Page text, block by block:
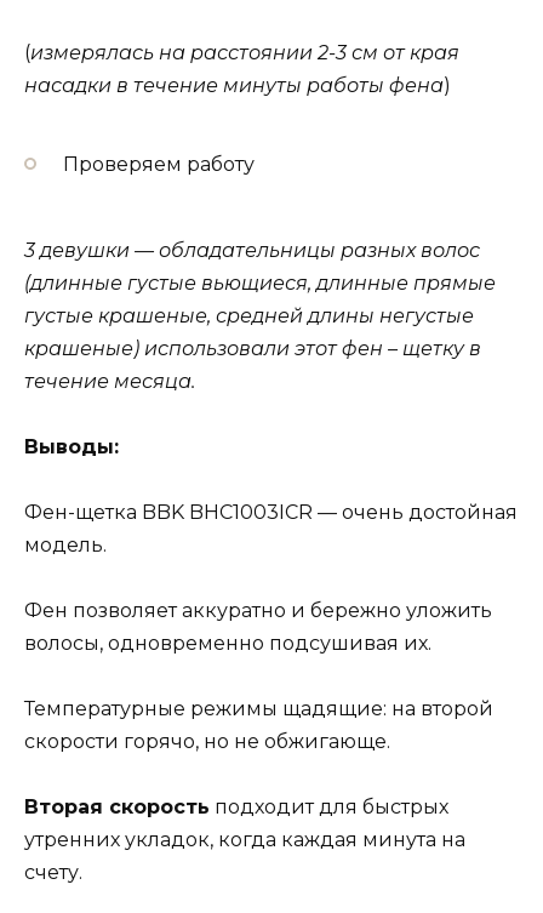
(измерялась на расстоянии 2-3 см от края
насадки в течение минуты работы фена)
Проверяем работу
3 девушки — обладательницы разных волос
(длинные густые вьющиеся, длинные прямые
густые крашеные, средней длины негустые
крашеные) использовали этот фен – щетку в
течение месяца.
Выводы:
Фен-щетка BBK BHC1003ICR — очень достойная
модель.
Фен позволяет аккуратно и бережно уложить
волосы, одновременно подсушивая их.
Температурные режимы щадящие: на второй
скорости горячо, но не обжигающе.
Вторая скорость подходит для быстрых
утренних укладок, когда каждая минута на
счету.